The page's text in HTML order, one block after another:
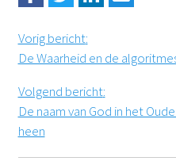
Vorig bericht:
De Waarheid en de
Volgend bericht:
De naam van God in het
heen